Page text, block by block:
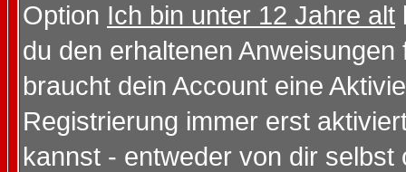
Option Ich bin unter 12 Jahre alt
du den erhaltenen
braucht dein Account eine
Registrierung immer erst
kannst - entweder von dir selbst